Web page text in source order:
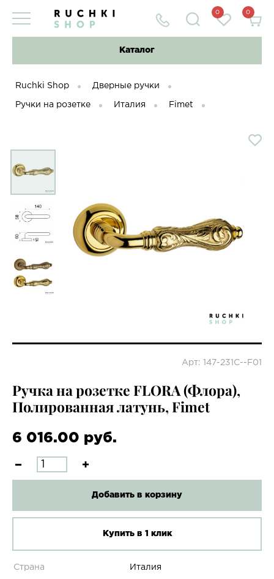
0 0
Каталог
Ruchki Shop Дверные ручки
Ручки на розетке Италия Fimet
Арт: 147-231C--F01
Ручка на розетке FLORA (Флора),
Полированная латунь, Fimet
6 016.00 руб.
Добавить в корзину
Купить в 1 клик
Страна Италия